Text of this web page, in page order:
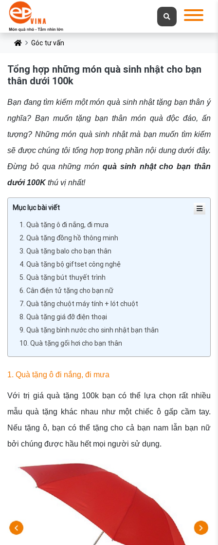
Góc tư vấn
Tổng hợp những món quà sinh nhật cho bạn
thân dưới 100k
Bạn đang tìm kiếm một món quà sinh nhật tặng bạn thân ý
nghĩa? Bạn muốn tặng bạn thân món quà độc đáo, ấn
tượng? Những món quà sinh nhật mà bạn muốn tìm kiếm
sẽ được chúng tôi tổng hợp trong phần nội dung dưới đây.
Đừng bỏ qua những món quà sinh nhật cho bạn thân
dưới 100Kthú vị nhất!
Mục lục bài viết
1. Quà tặng ô đi nắng, đi mưa
2. Quà tặng đồng hồ thông minh
3. Quà tặng balo cho bạn thân
4. Quà tặng bộ giftset công nghệ
5. Quà tặng bút thuyết trình
6. Cân điện tử tặng cho bạn nữ
7. Quà tặng chuột máy tính + lót chuột
8. Quà tặng giá đỡ điện thoại
9. Quà tặng bình nước cho sinh nhật bạn thân
10. Quà tặng gối hơi cho bạn thân
1. Quà tặng ô đi nắng, đi mưa
Với trị giá quà tặng 100k bạn có thể lựa chọn rất nhiều
mẫu quà tặng khác nhau như một chiếc ô gấp cầm tay.
Nếu tặng ô, bạn có thể tặng cho cả bạn nam lẫn bạn nữ
bởi chúng được hầu hết mọi người sử dụng.